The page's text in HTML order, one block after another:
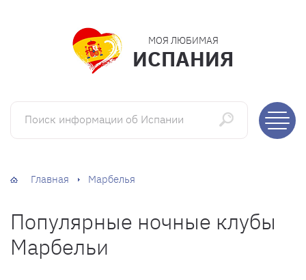
МОЯ ЛЮБИМАЯ
ИСПАНИЯ
Поиск информации об Испании
Главная Марбелья
Популярные ночные клубы
Марбельи